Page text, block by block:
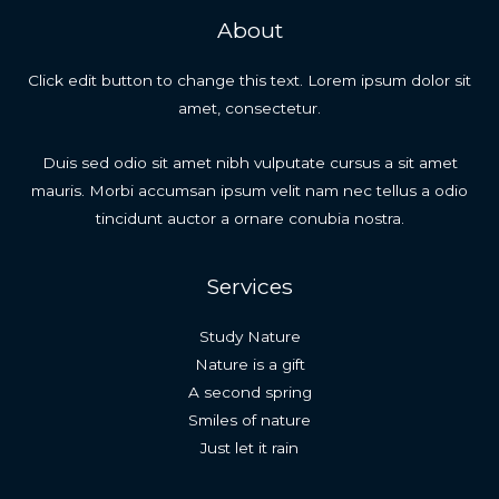
About
Click edit button to change this text. Lorem ipsum dolor sit
amet, consectetur.
Duis sed odio sit amet nibh vulputate cursus a sit amet
mauris. Morbi accumsan ipsum velit nam nec tellus a odio
tincidunt auctor a ornare conubia nostra.
Services
Study Nature
Nature is a gift
A second spring
Smiles of nature
Just let it rain